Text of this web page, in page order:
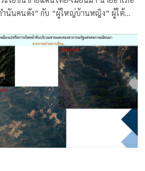
ำนันคนดัง” กับ “ผู้ใหญ่บ้านหญิง” ผู้ใต้